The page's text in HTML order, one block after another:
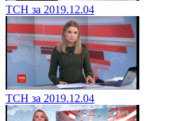
ТСН за 2019.12.04
ТСН за 2019.12.04